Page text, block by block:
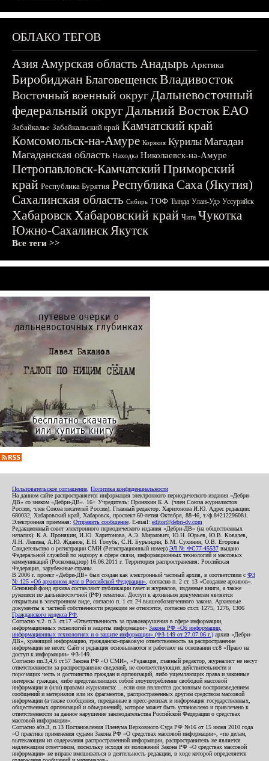
ОБЛАКО ТЕГОВ
АзияАмурская область Анадырь Арктика
БиробиджанБлаговещенскВладивосток
Восточный военный округДальневосточный
федеральный округДальний ВостокЕАО
Забайкалье Забайкальский край Камчатский край
Комсомольск-на-Амуре Корякия Курилы Магадан
Магаданская область Находка Николаевск-на-Амуре
Петропавловск-КамчатскийПриморский
край Республика Бурятия Республика Саха (Якутия)
Сахалинская область Сибирь ТОФ Тында Улан-Удэ Уссурийск
ХабаровскХабаровский край Чита Чукотка
Южно-СахалинскЯкутск
Все теги >>
Пользовательское соглашение Политика конфиденциальности
На данном сайте распространяется информация электронного периодического издания «Дебри-
ДВ» со знаком «Дебри-ДВ». 16+ Учредитель: Пронякин К.А. (член Союза журналистов
России, член Союза писателей России). Главный редактор: Харитонова И.Ю. Адрес редакции:
680032, Хабаровский край, Хабаровск, проспект 60-летия Октября, 88-46, т./ф.84212296081.
Электронная приемная: Отправить сообщение . E-mail: editor@debri-dv.com
Редакционный совет электронного периодического издания «Дебри-ДВ» (на общественных
началах): К.А. Пронякин, И.Ю. Харитонова, А.Э. Мирмович, Ю.Н. Юрьев, Ю.В. Ковалев,
Л.Н. Левина, А.Ю. Жданов, Е.Н. Голубь, С.Н. Бурындин, Б.М. Сухинин, О.В. Егорова
Свидетельство о регистрации СМИ (Регистрационный номер) ЭЛ № ФС77-45537 выдано
Федеральной службой по надзору в сфере связи, информационных технологий и массовых
коммуникаций (Роскомнадзор) 16.06.2011 г. Территория распространения: Российская
Федерация, зарубежные страны.
В 2006 г. проект «Дебри-ДВ» был создан как электронный частный архив, в соответствии с ФЗ
№ 125 «Об архивном деле в Российской Федерации» , согласно п. 2 ст. 13 «Создание архивов».
Основной фонд архива составляют публикации газет и журналов, изданные книги, а также
рукописи по дальневосточной (РФ) тематике. Доступ к архивным документам является
открытым в электронном виде, согласно п. 1 ст. 24 вышеобозначенного закона. Архивные
документы к частной собственности редакции не относятся, согласно ст.ст. 1275, 1276, 1306
Гражданского кодекса РФ
Согласно ч.2. п.3. ст.17 «Ответственность за правонарушения в сфере информации,
информационных технологий и защиты информации» Закона РФ «Об информации,
информационных технологиях и о защите информации» (ФЗ-149 от 27.07.06 г.) архив «Дебри-
ДВ», хранящий информацию, гражданско-правовую ответственность за распространение
информации не несет. Сайт и редакция основываются и работают на основании ст.8 «Право на
доступ к информации» ФЗ-149.
Согласно пп.3,4,6 ст.57 Закона РФ «О СМИ», «Редакция, главный редактор, журналист не несут
ответственности за распространение сведений, не соответствующих действительности и
порочащих честь и достоинство граждан и организаций, либо ущемляющих права и законные
интересы граждан, либо представляющих собой злоупотребление свободой массовой
информации и (или) правами журналиста: ...если они являются дословным воспроизведением
сообщений и материалов или их фрагментов, распространенных другим средством массовой
информации (а также сообщения, переданные в пресс-релизах и информация государственных,
общественных организаций и объединений), которое может быть установлено и привлечено к
ответственности за данное нарушение законодательства Российской Федерации о средствах
массовой информации».
Согласно абз.3, п.13 Постановления Пленума Верховного Суда РФ №16 от 15 июня 2010 года
«О практике применения судами Закона РФ «О средствах массовой информации», «по делам,
вытекающим из содержания распространенной информации, распространитель не является
надлежащим ответчиком, поскольку исходя из положений Закона РФ «О средствах массовой
информации» не вправе вмешиваться в деятельность редакции, в ходе которой определяется